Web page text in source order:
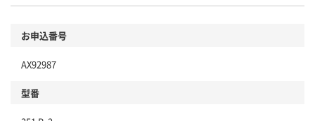
お申込番号
AX92987
型番